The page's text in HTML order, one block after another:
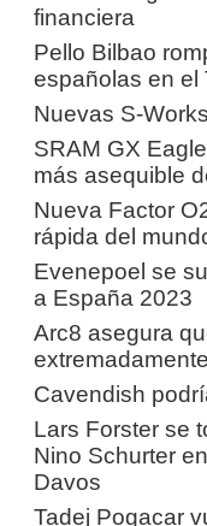
financiera
Pello Bilbao
españolas en el
Nuevas S-
SRAM GX
más asequible
Nueva Factor
rápida del
Evenepoel se
a España 2023
Arc8 asegura
Cavendish
Lars Forster se
Nino Schurter
Davos
Tadej Pogacar